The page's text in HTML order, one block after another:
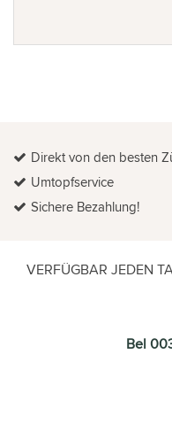
Direkt von den besten
Umtopfservice
Sichere Bezahlung!
VERFÜGBAR JEDEN
Bel